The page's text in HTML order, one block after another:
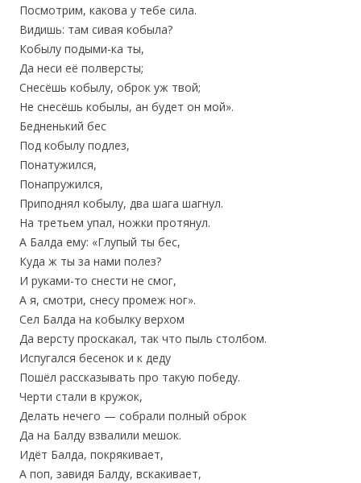
Посмотрим, какова у тебе сила.
Видишь: там сивая кобыла?
Кобылу подыми-ка ты,
Да неси её полверсты;
Снесёшь кобылу, оброк уж твой;
Не снесёшь кобылы, ан будет он мой».
Бедненький бес
Под кобылу подлез,
Понатужился,
Понапружился,
Приподнял кобылу, два шага шагнул.
На третьем упал, ножки протянул.
А Балда ему: «Глупый ты бес,
Куда ж ты за нами полез?
И руками-то снести не смог,
А я, смотри, снесу промеж ног».
Сел Балда на кобылку верхом
Да версту проскакал, так что пыль столбом.
Испугался бесенок и к деду
Пошёл рассказывать про такую победу.
Черти стали в кружок,
Делать нечего — собрали полный оброк
Да на Балду взвалили мешок.
Идёт Балда, покрякивает,
А поп, завидя Балду, вскакивает,